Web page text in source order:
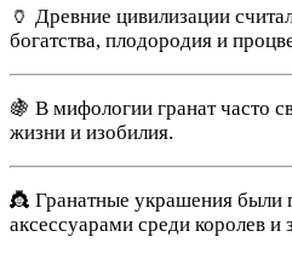
🏺 Древние цивилизации
богатства, плодородия и
🍇 В мифологии гранат часто
жизни и изобилия.
👸 Гранатные украшения были
аксессуарами среди королев